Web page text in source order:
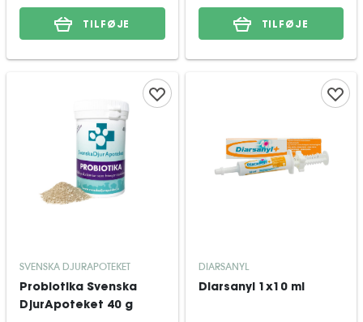
TILFØJE TILFØJE
SVENSKA DJURAPOTEKET
Probiotika Svenska
DjurApoteket 40 g
DIARSANYL
Diarsanyl 1x10 ml